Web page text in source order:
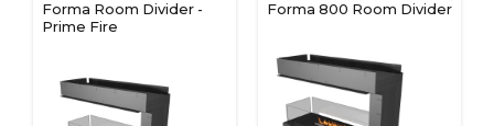
Forma Room Divider -
Prime Fire
Forma 800 Room Divider